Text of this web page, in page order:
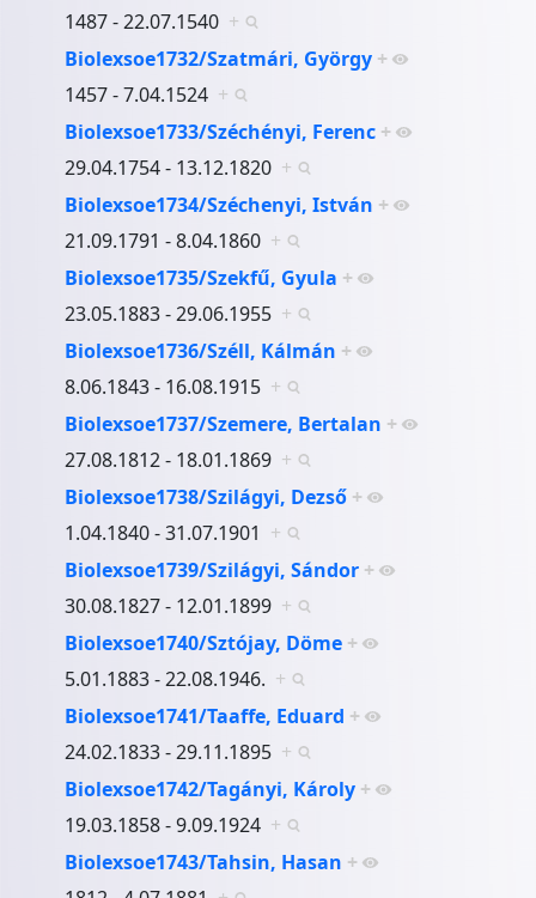
1487 - 22.07.1540 +
Biolexsoe1732/Szatmári, György +
1457 - 7.04.1524 +
Biolexsoe1733/Széchényi, Ferenc +
29.04.1754 - 13.12.1820 +
Biolexsoe1734/Széchenyi, István +
21.09.1791 - 8.04.1860 +
Biolexsoe1735/Szekfű, Gyula +
23.05.1883 - 29.06.1955 +
Biolexsoe1736/Széll, Kálmán +
8.06.1843 - 16.08.1915 +
Biolexsoe1737/Szemere, Bertalan +
27.08.1812 - 18.01.1869 +
Biolexsoe1738/Szilágyi, Dezső +
1.04.1840 - 31.07.1901 +
Biolexsoe1739/Szilágyi, Sándor +
30.08.1827 - 12.01.1899 +
Biolexsoe1740/Sztójay, Döme +
5.01.1883 - 22.08.1946. +
Biolexsoe1741/Taaffe, Eduard +
24.02.1833 - 29.11.1895 +
Biolexsoe1742/Tagányi, Károly +
19.03.1858 - 9.09.1924 +
Biolexsoe1743/Tahsin, Hasan +